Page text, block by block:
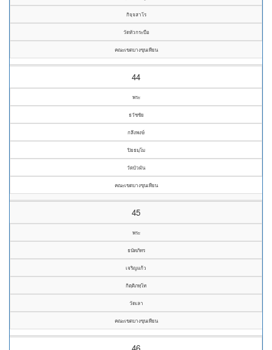
กิจฺจสาโร
วัดหัวกระบือ
คณะเขตบางขุนเทียน
44
พระ
ธวัชชัย
กลึงพงษ์
ปิยธมฺโม
วัดบัวผัน
คณะเขตบางขุนเทียน
45
พระ
ธนัทภัทร
เจริญแก้ว
กิตฺติภทฺโท
วัดเลา
คณะเขตบางขุนเทียน